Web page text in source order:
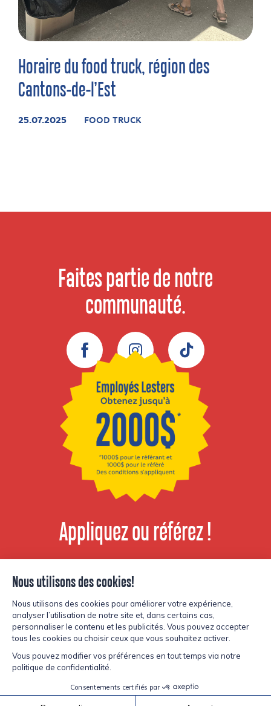
Horaire du food truck, région des
Cantons-de-l’Est
25.07.2025 FOOD TRUCK
Faites partie de notre
communauté.
Facebook Instagram TikTok
Appliquez ou référez !
Voir les postes
disponibles
© Copyright Lesters 2026Politique de confidentialitéSite parKryzalid